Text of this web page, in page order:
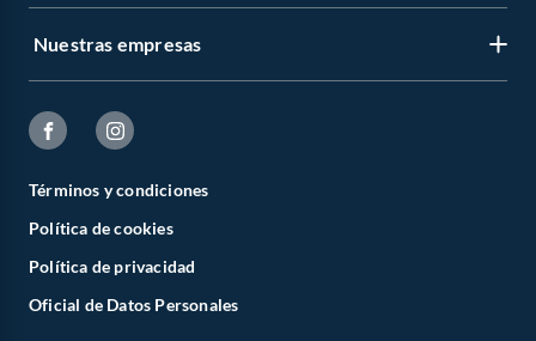
Nuestras empresas
Términos y condiciones
Política de cookies
Política de privacidad
Oficial de Datos Personales